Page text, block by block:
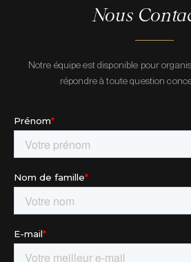
Nous
Notre équipe est disponible pour
répondre à toute question